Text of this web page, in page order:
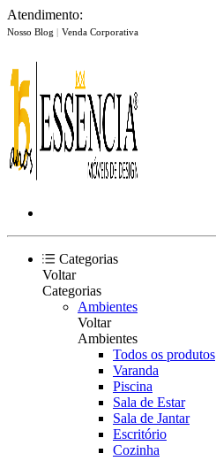
Atendimento:
Nosso Blog | Venda Corporativa
Categorias
Voltar
Categorias
Ambientes
Voltar
Ambientes
Todos os produtos
Varanda
Piscina
Sala de Estar
Sala de Jantar
Escritório
Cozinha